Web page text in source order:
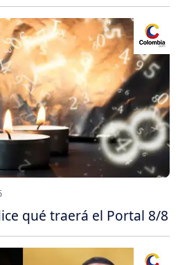
qué traerá el Portal 8/8